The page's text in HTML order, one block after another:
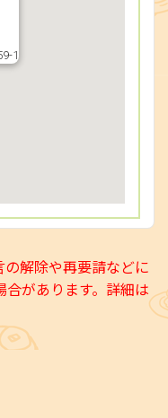
1
解除や再要請などに
合があります。詳細は